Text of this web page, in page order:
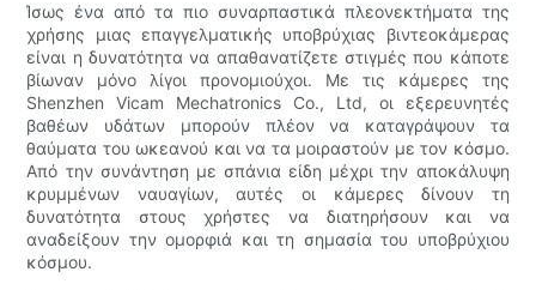
Ίσως ένα από τα πιο συναρπαστικά πλεονεκτήματα της
χρήσης μιας επαγγελματικής υποβρύχιας βιντεοκάμερας
είναι η δυνατότητα να απαθανατίζετε στιγμές που κάποτε
βίωναν μόνο λίγοι προνομιούχοι. Με τις κάμερες της
Shenzhen Vicam Mechatronics Co., Ltd, οι εξερευνητές
βαθέων υδάτων μπορούν πλέον να καταγράψουν τα
θαύματα του ωκεανού και να τα μοιραστούν με τον κόσμο.
Από την συνάντηση με σπάνια είδη μέχρι την αποκάλυψη
κρυμμένων ναυαγίων, αυτές οι κάμερες δίνουν τη
δυνατότητα στους χρήστες να διατηρήσουν και να
αναδείξουν την ομορφιά και τη σημασία του υποβρύχιου
κόσμου.